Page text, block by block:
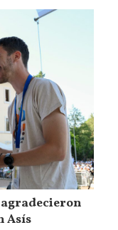
agradecieron
Asís